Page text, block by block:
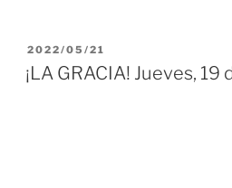
PUBLICADO
EL
2022/05/21
¡LA GRACIA! Jueves,